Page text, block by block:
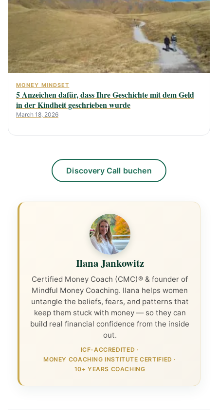
MONEY MINDSET
5 Anzeichen dafür, dass Ihre Geschichte mit dem Geld
in der Kindheit geschrieben wurde
March 18, 2026
Discovery Call buchen
Ilana Jankowitz
Certified Money Coach (CMC)® & founder of
Mindful Money Coaching. Ilana helps women
untangle the beliefs, fears, and patterns that
keep them stuck with money — so they can
build real financial confidence from the inside
out.
ICF-ACCREDITED ·
MONEY COACHING INSTITUTE CERTIFIED ·
10+ YEARS COACHING